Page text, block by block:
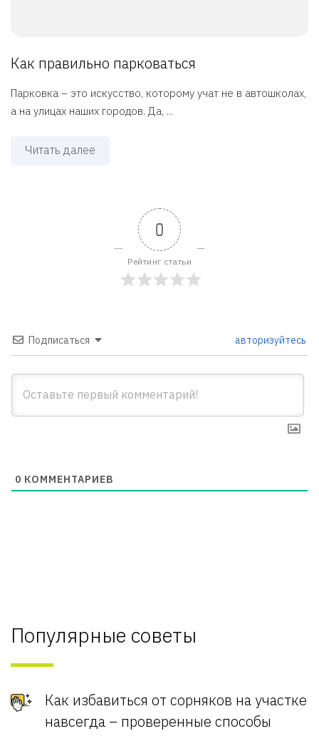
Как правильно парковаться
Парковка – это искусство, которому учат не в автошколах,
а на улицах наших городов. Да, ...
Читать далее
0
Рейтинг статьи
Подписаться авторизуйтесь
0 КОММЕНТАРИЕВ
Популярные советы
Как избавиться от сорняков на участке
навсегда – проверенные способы